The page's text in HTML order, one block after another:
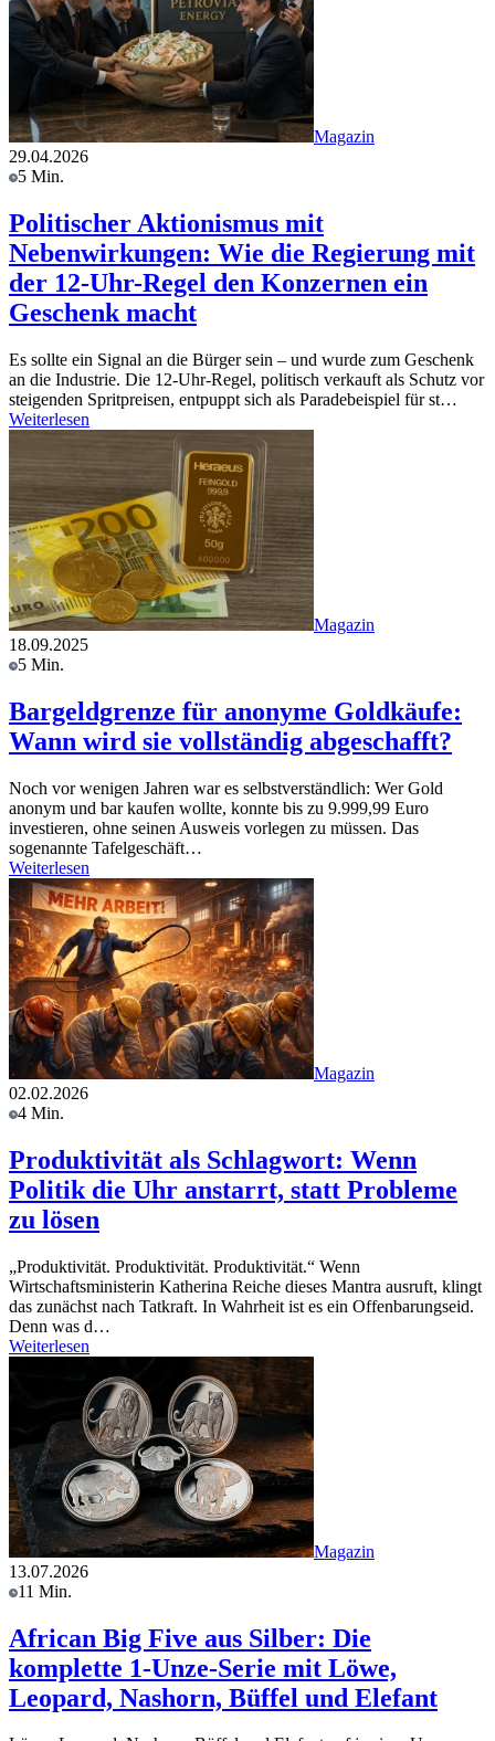
Magazin
29.04.2026
5 Min.
Politischer Aktionismus mit
Nebenwirkungen: Wie die Regierung mit
der 12-Uhr-Regel den Konzernen ein
Geschenk macht
Es sollte ein Signal an die Bürger sein – und wurde zum Geschenk
an die Industrie. Die 12-Uhr-Regel, politisch verkauft als Schutz vor
steigenden Spritpreisen, entpuppt sich als Paradebeispiel für st…
Weiterlesen
Magazin
18.09.2025
5 Min.
Bargeldgrenze für anonyme Goldkäufe:
Wann wird sie vollständig abgeschafft?
Noch vor wenigen Jahren war es selbstverständlich: Wer Gold
anonym und bar kaufen wollte, konnte bis zu 9.999,99 Euro
investieren, ohne seinen Ausweis vorlegen zu müssen. Das
sogenannte Tafelgeschäft…
Weiterlesen
Magazin
02.02.2026
4 Min.
Produktivität als Schlagwort: Wenn
Politik die Uhr anstarrt, statt Probleme
zu lösen
„Produktivität. Produktivität. Produktivität.“ Wenn
Wirtschaftsministerin Katherina Reiche dieses Mantra ausruft, klingt
das zunächst nach Tatkraft. In Wahrheit ist es ein Offenbarungseid.
Denn was d…
Weiterlesen
Magazin
13.07.2026
11 Min.
African Big Five aus Silber: Die
komplette 1-Unze-Serie mit Löwe,
Leopard, Nashorn, Büffel und Elefant